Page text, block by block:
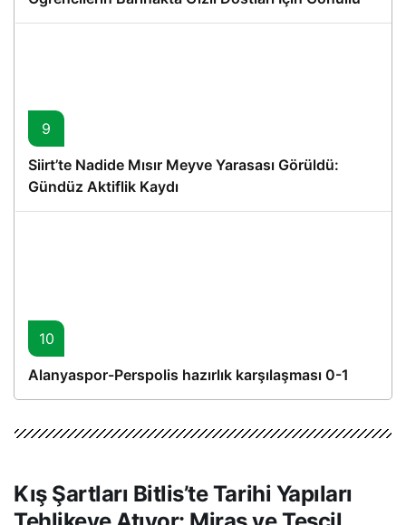
Proje
9
Siirt’te Nadide Mısır Meyve Yarasası Görüldü:
Gündüz Aktiflik Kaydı
10
Alanyaspor-Perspolis hazırlık karşılaşması 0-1
Kış Şartları Bitlis’te Tarihi Yapıları